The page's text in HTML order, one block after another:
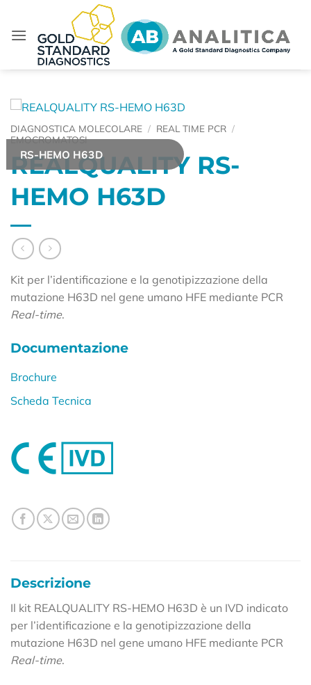
contenuti
RS-HEMO H63D
DIAGNOSTICA MOLECOLARE / REAL TIME PCR /
EMOCROMATOSI
REALQUALITY RS-
HEMO H63D
Kit per l’identificazione e la genotipizzazione della
mutazione H63D nel gene umano HFE mediante PCR
Real-time.
Documentazione
Brochure
Scheda Tecnica
Descrizione
Il kit REALQUALITY RS-HEMO H63D è un IVD indicato
per l’identificazione e la genotipizzazione della
mutazione H63D nel gene umano HFE mediante PCR
Real-time.